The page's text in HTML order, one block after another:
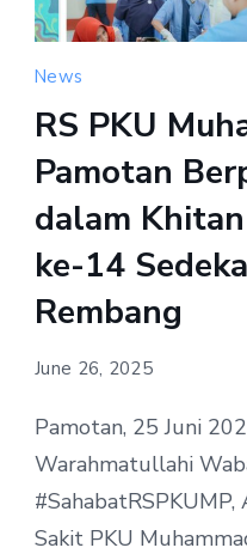
News
RS PKU
Pamotan
dalam
ke-14
Rembang
June 26, 2025
Pamotan, 25 Juni
Warahmatullahi
Sakit PKU